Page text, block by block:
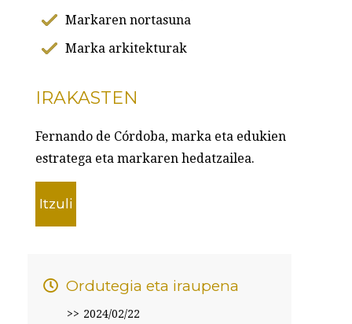
Markaren nortasuna
Marka arkitekturak
IRAKASTEN
Fernando de Córdoba, marka eta edukien
estratega eta markaren hedatzailea.
Itzuli
Ordutegia eta iraupena
2024/02/22